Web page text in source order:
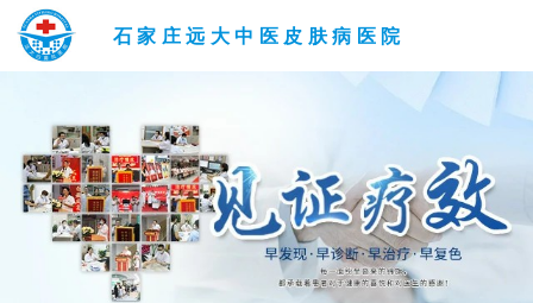
石家庄远大中医皮肤病医院